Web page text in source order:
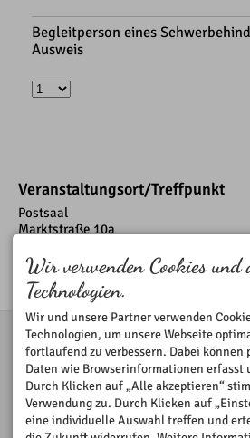
Begleitperson eines
Ausweis
Veranstaltungsort/Treffpunkt
Postsaal
Marktstraße 10a
auf der Karte anzeigen
KONTAKT
Kur- und Gästeinformation
Marktplatz 5
87730 Bad Grönenbach
DEUTSCHLAND
Tel.+49 8334 605 31
Wir verwenden Cookies und
Technologien.
Wir und unsere Partner verwenden
Technologien, um unsere Webseite
fortlaufend zu verbessern. Dabei können
Daten wie Browserinformationen erfasst
Durch Klicken auf „Alle akzeptieren“
Verwendung zu. Durch Klicken auf
eine individuelle Auswahl treffen und